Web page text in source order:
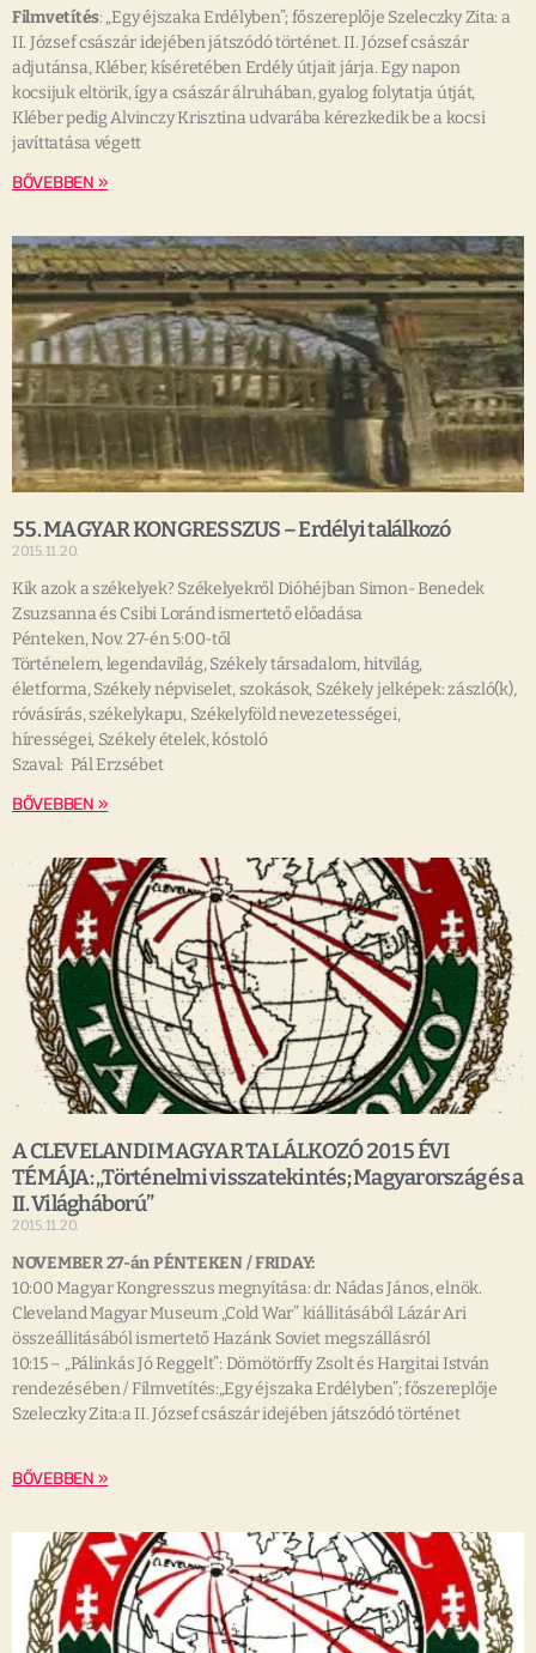
Filmvetítés: „Egy éjszaka Erdélyben”; főszereplője Szeleczky Zita: a
II. József császár idejében játszódó történet. II. József császár
adjutánsa, Kléber, kíséretében Erdély útjait járja. Egy napon
kocsijuk eltörik, így a császár álruhában, gyalog folytatja útját,
Kléber pedig Alvinczy Krisztina udvarába kérezkedik be a kocsi
javíttatása végett
BŐVEBBEN »
55. MAGYAR KONGRESSZUS – Erdélyi találkozó
2015.11.20.
Kik azok a székelyek? Székelyekről Dióhéjban Simon- Benedek
Zsuzsanna és Csibi Loránd ismertető előadása
Pénteken, Nov. 27-én 5:00-től
Történelem, legendavilág, Székely társadalom, hitvilág,
életforma, Székely népviselet, szokások, Székely jelképek: zászló(k),
róvásírás, székelykapu, Székelyföld nevezetességei,
hírességei, Székely ételek, kóstoló
Szaval: Pál Erzsébet
BŐVEBBEN »
A CLEVELANDI MAGYAR TALÁLKOZÓ 2015 ÉVI
TÉMÁJA: „Történelmi visszatekintés; Magyarország és a
II. Világháború”
2015.11.20.
NOVEMBER 27-án PÉNTEKEN / FRIDAY:
10:00 Magyar Kongresszus megnyítása: dr. Nádas János, elnök.
Cleveland Magyar Museum „Cold War” kiállitásából Lázár Ari
összeállitásából ismertető Hazánk Soviet megszállásról
10:15 – „Pálinkás Jó Reggelt”: Dömötörffy Zsolt és Hargitai István
rendezésében / Filmvetítés:„Egy éjszaka Erdélyben”; főszereplője
Szeleczky Zita:a II. József császár idejében játszódó történet
BŐVEBBEN »